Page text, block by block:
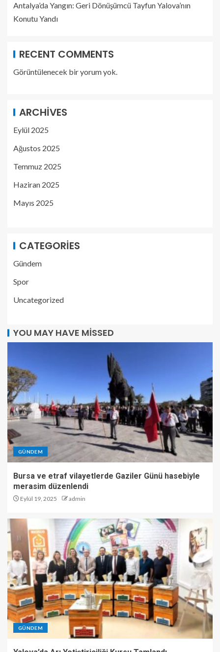
Antalya’da Yangın: Geri Dönüşümcü Tayfun Yalova’nın
Konutu Yandı
RECENT COMMENTS
Görüntülenecek bir yorum yok.
ARCHIVES
Eylül 2025
Ağustos 2025
Temmuz 2025
Haziran 2025
Mayıs 2025
CATEGORIES
Gündem
Spor
Uncategorized
YOU MAY HAVE MISSED
GÜNDEM
Bursa ve etraf vilayetlerde Gaziler Günü hasebiyle
merasim düzenlendi
Eylül 19, 2025 admin
GÜNDEM